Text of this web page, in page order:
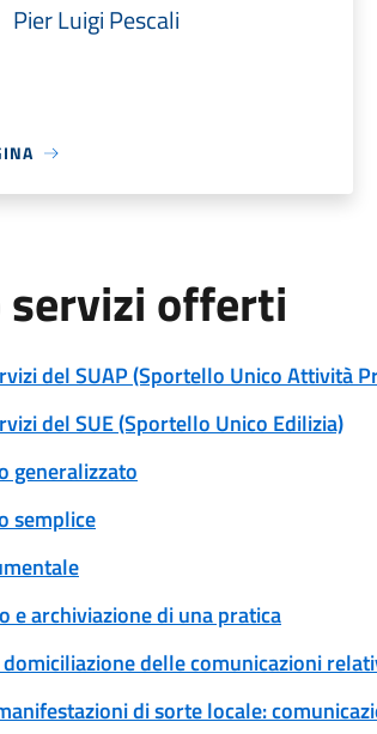
Pier Luigi Pescali
servizi offerti
del SUAP (Sportello Unico Attività
del SUE (Sportello Unico Edilizia)
generalizzato
semplice
e archiviazione di una pratica
delle comunicazioni
di sorte locale: